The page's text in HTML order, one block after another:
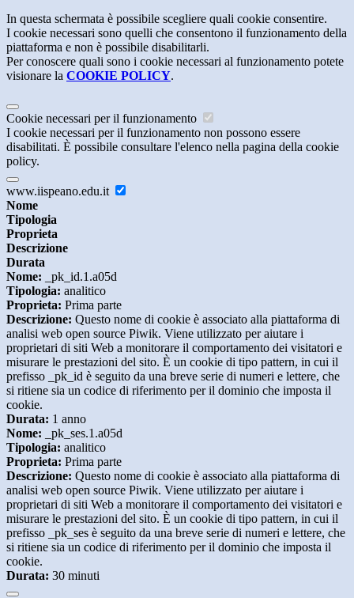
In questa schermata è possibile scegliere quali cookie consentire.
I cookie necessari sono quelli che consentono il funzionamento della
piattaforma e non è possibile disabilitarli.
Per conoscere quali sono i cookie necessari al funzionamento potete
visionare la COOKIE POLICY.
Cookie necessari per il funzionamento
I cookie necessari per il funzionamento non possono essere
disabilitati. È possibile consultare l'elenco nella pagina della cookie
policy.
www.iispeano.edu.it
Nome
Tipologia
Proprieta
Descrizione
Durata
Nome: _pk_id.1.a05d
Tipologia: analitico
Proprieta: Prima parte
Descrizione: Questo nome di cookie è associato alla piattaforma di
analisi web open source Piwik. Viene utilizzato per aiutare i
proprietari di siti Web a monitorare il comportamento dei visitatori e
misurare le prestazioni del sito. È un cookie di tipo pattern, in cui il
prefisso _pk_id è seguito da una breve serie di numeri e lettere, che
si ritiene sia un codice di riferimento per il dominio che imposta il
cookie.
Durata: 1 anno
Nome: _pk_ses.1.a05d
Tipologia: analitico
Proprieta: Prima parte
Descrizione: Questo nome di cookie è associato alla piattaforma di
analisi web open source Piwik. Viene utilizzato per aiutare i
proprietari di siti Web a monitorare il comportamento dei visitatori e
misurare le prestazioni del sito. È un cookie di tipo pattern, in cui il
prefisso _pk_ses è seguito da una breve serie di numeri e lettere, che
si ritiene sia un codice di riferimento per il dominio che imposta il
cookie.
Durata: 30 minuti